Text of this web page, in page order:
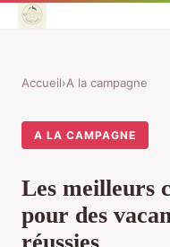
Accueil›A la campagne
A LA CAMPAGNE
Les meilleurs
pour des